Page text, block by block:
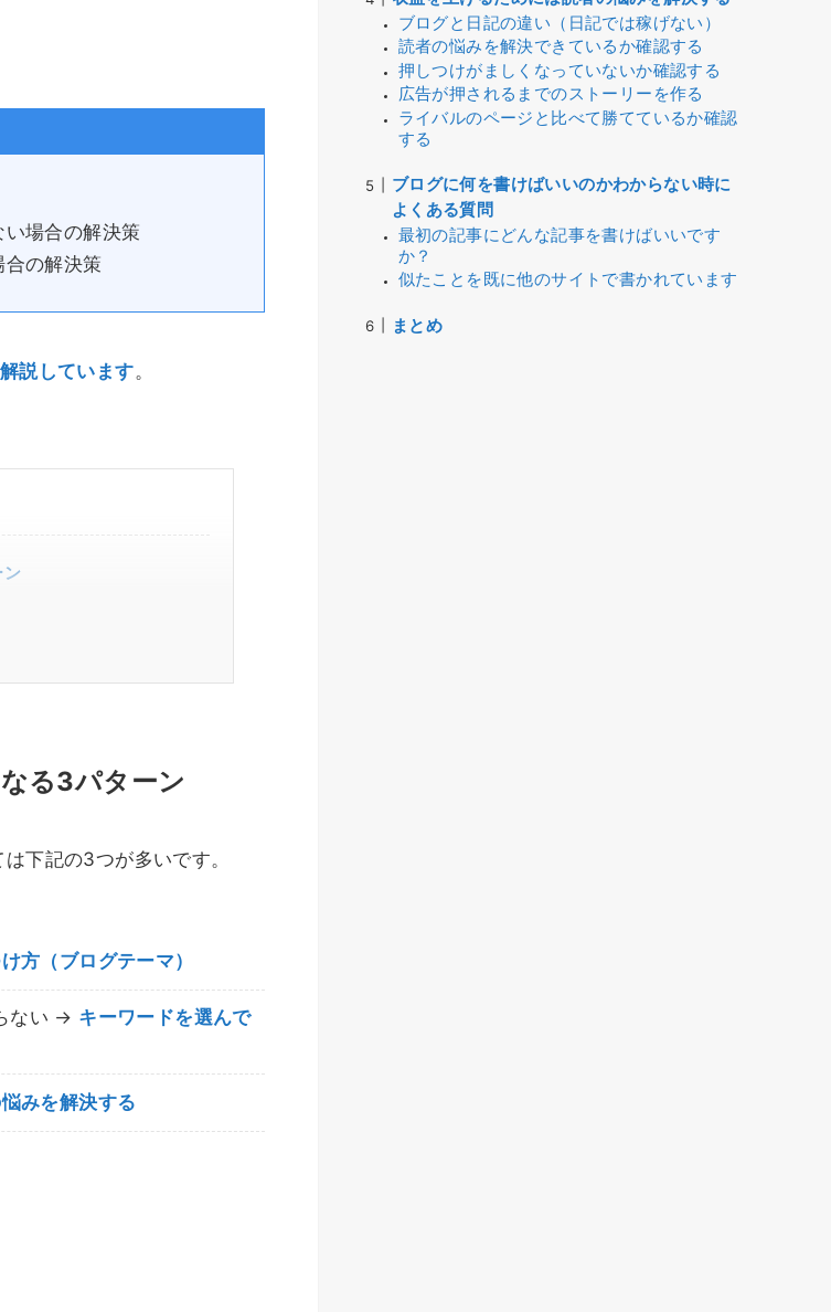
場合の解決策
の解決策
説しています。
ン
る3パターン
下記の3つが多いです。
方（ブログテーマ）
ない → キーワードを選んで
みを解決する
ブログと日記の違い（日記では稼げない）
読者の悩みを解決できているか確認する
押しつけがましくなっていないか確認する
広告が押されるまでのストーリーを作る
ライバルのページと比べて勝てているか確認
する
ブログに何を書けばいいのかわからない時に
よくある質問
最初の記事にどんな記事を書けばいいです
か？
似たことを既に他のサイトで書かれています
まとめ